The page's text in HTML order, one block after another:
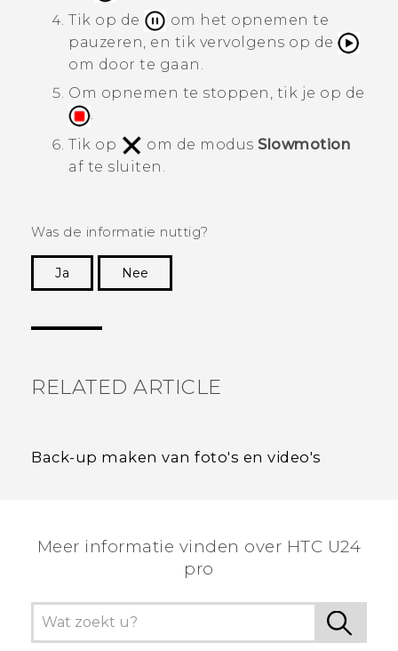
Tik op de
om het opnemen te
pauzeren, en tik vervolgens op de
om door te gaan.
Om opnemen te stoppen, tik je op de
.
Tik op
om de modus Slowmotion
af te sluiten.
Was de informatie nuttig?
Ja
Nee
RELATED ARTICLE
Back-up maken van foto's en video's
Meer informatie vinden over HTC U24
pro